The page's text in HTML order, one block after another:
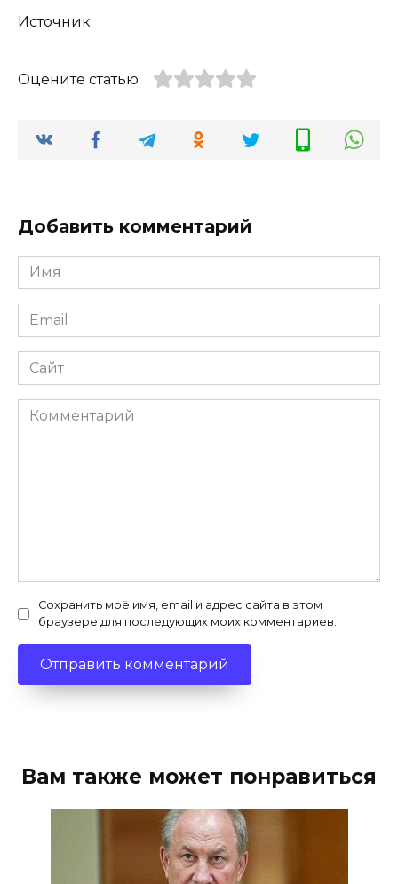
Источник
Оцените статью
Добавить комментарий
Имя
*
Email
*
Сайт
Комментарий
Сохранить моё имя, email и адрес сайта в этом
браузере для последующих моих комментариев.
Вам также может понравиться